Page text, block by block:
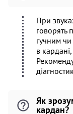
При
говорять
гучним
в
Як
кардан?